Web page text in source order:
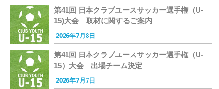
第41回 日本クラブユースサッカー選手権（U-
15)大会 取材に関するご案内
2026年7月8日
第41回 日本クラブユースサッカー選手権（U-
15）大会 出場チーム決定
2026年7月7日